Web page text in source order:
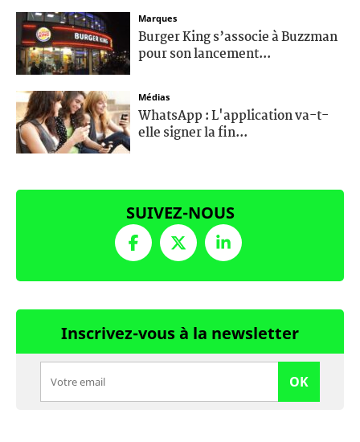
Marques
Burger King s’associe à Buzzman
pour son lancement...
Médias
WhatsApp : L'application va-t-
elle signer la fin...
SUIVEZ-NOUS
Inscrivez-vous à la newsletter
OK